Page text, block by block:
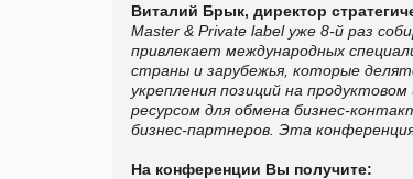
Виталий Брык, директор
Master & Private label уже 8-й раз
привлекает международных
страны и зарубежья, которые
укрепления позиций на
ресурсом для обмена бизнес-
бизнес-партнеров. Эта
На конференции Вы получите: